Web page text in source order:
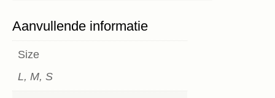
Aanvullende informatie
Size
L, M, S